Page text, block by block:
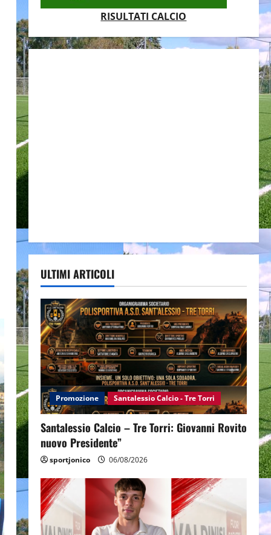
RISULTATI CALCIO
ULTIMI ARTICOLI
Promozione Santalessio Calcio - Tre Torri
Santalessio Calcio – Tre Torri: Giovanni Rovito
nuovo Presidente”
sportjonico 06/08/2026